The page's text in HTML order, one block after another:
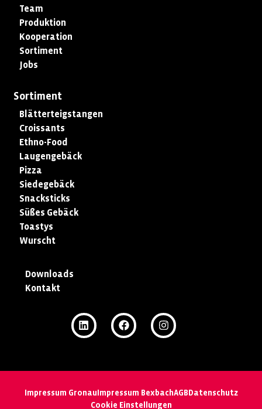
Team
Produktion
Kooperation
Sortiment
Jobs
Sortiment
Blätterteigstangen
Croissants
Ethno-Food
Laugengebäck
Pizza
Siedegebäck
Snacksticks
Süßes Gebäck
Toastys
Wurscht
Downloads
Kontakt
Impressum Gronau Impressum BexbachAGBDatenschutz
Cookie Einstellungen